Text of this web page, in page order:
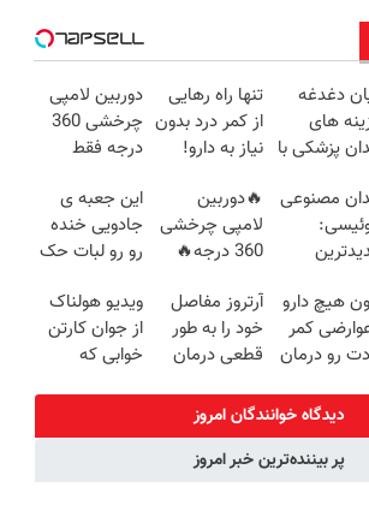
دغدغه
های
پزشکی با
خانگی
تنها راه رهایی
از کمر درد بدون
نیاز به دارو!
دوربین لامپی
چرخشی 360
درجه فقط
🔥 پرداخت
درب منزل
مصنوعی
و مقاوم |
قسطی
🔥دوربین
لامپی چرخشی
360 درجه🔥
منزل + گارانتی
تعویض
این جعبه ی
جادویی خنده
رو رو لبات حک
خرید40%تخفیف
هیچ دارو
کمر
رو درمان
(پرسش‌نامه)
آرتروز مفاصل
خود را به طور
قطعی درمان
◗پرسش‌نامه◖
ویدیو هولناک
از جوان کارتن
خوابی که
دیدگاه خوانندگان امروز
پر بیننده‌ترین خبر امروز